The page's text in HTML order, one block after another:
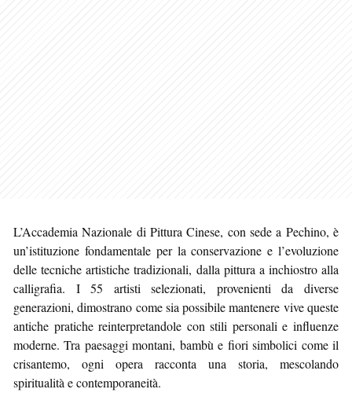
L’Accademia Nazionale di Pittura Cinese, con sede a Pechino, è
un’istituzione fondamentale per la conservazione e l’evoluzione
delle tecniche artistiche tradizionali, dalla pittura a inchiostro alla
calligrafia. I 55 artisti selezionati, provenienti da diverse
generazioni, dimostrano come sia possibile mantenere vive queste
antiche pratiche reinterpretandole con stili personali e influenze
moderne. Tra paesaggi montani, bambù e fiori simbolici come il
crisantemo, ogni opera racconta una storia, mescolando
spiritualità e contemporaneità.